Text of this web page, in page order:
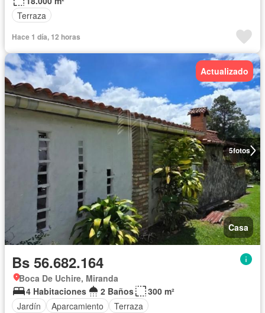
Terraza
Hace 1 día, 12 horas
5fotos
Actualizado
Casa
Bs 56.682.164
Boca De Uchire, Miranda
4 Habitaciones
2 Baños
300 m²
Jardín
Aparcamiento Terraza